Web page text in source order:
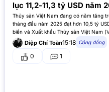
lục 11,2-11,3 tỷ USD năm
Thủy sản Việt Nam đang có năm tăng
tháng đầu năm 2025 đạt hơn 10,5 tỷ
biến và Xuất khẩu Thủy sản Việt Nam
Diệp Chí Toàn15:18 Cộng đồng
0 1